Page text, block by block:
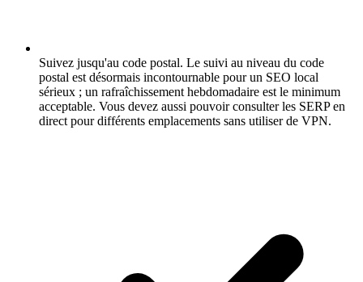
Suivez jusqu'au code postal. Le suivi au niveau du code
postal est désormais incontournable pour un SEO local
sérieux ; un rafraîchissement hebdomadaire est le minimum
acceptable. Vous devez aussi pouvoir consulter les SERP en
direct pour différents emplacements sans utiliser de VPN.